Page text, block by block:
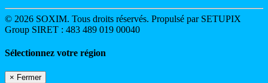
© 2026 SOXIM. Tous droits réservés. Propulsé par SETUPIX
Group SIRET : 483 489 019 00040
Sélectionnez votre région
× Fermer